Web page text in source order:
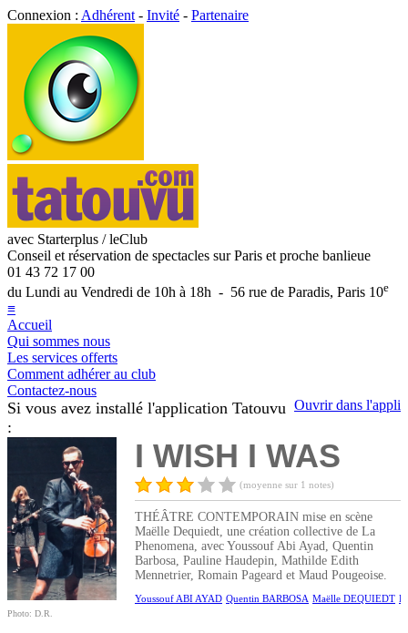
Connexion : Adhérent - Invité - Partenaire
avec Starterplus / leClub
Conseil et réservation de spectacles sur Paris et proche banlieue
01 43 72 17 00
du Lundi au Vendredi de 10h à 18h - 56 rue de Paradis, Paris 10e
≡
Accueil
Qui sommes nous
Les services offerts
Comment adhérer au club
Contactez-nous
Ouvrir dans l'appli
Si vous avez installé l'application Tatouvu
:
Photo: D.R.
I WISH I WAS
(moyenne sur 1 notes)
THÉÂTRE CONTEMPORAIN mise en scène
Maëlle Dequiedt, une création collective de La
Phenomena, avec Youssouf Abi Ayad, Quentin
Barbosa, Pauline Haudepin, Mathilde Edith
Mennetrier, Romain Pageard et Maud Pougeoise.
Youssouf ABI AYAD Quentin BARBOSA Maëlle DEQUIEDT